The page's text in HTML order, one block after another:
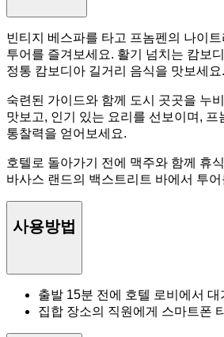
빈티지 베스파를 타고 프놈펜의 나이
투어를 즐겨보세요. 활기 넘치는 캄보
정통 캄보디아 길거리 음식을 맛보세요.
숙련된 가이드와 함께 도시 곳곳을 누
맛보고, 인기 있는 요리를 선보이며, 프
통찰력을 얻어보세요.
호텔로 돌아가기 전에 맥주와 함께 휴
바사스 랜드의 백스트리트 바에서 투
사용방법
출발 15분 전에 호텔 로비에서 대
집합 장소의 직원에게 스마트폰